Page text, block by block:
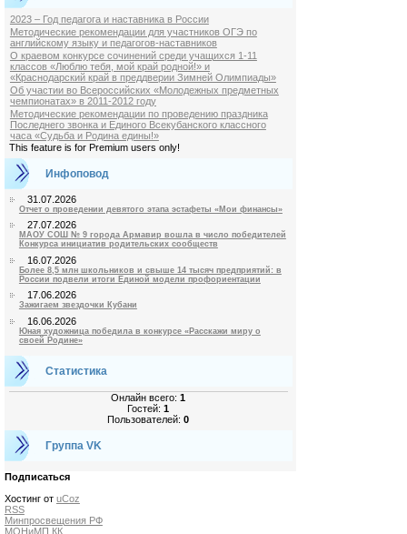
2023 – Год педагога и наставника в России
Методические рекомендации для участников ОГЭ по
английскому языку и педагогов-наставников
О краевом конкурсе сочинений среди учащихся 1-11
классов «Люблю тебя, мой край родной!» и
«Краснодарский край в преддверии Зимней Олимпиады»
Об участии во Всероссийских «Молодежных предметных
чемпионатах» в 2011-2012 году
Методические рекомендации по проведению праздника
Последнего звонка и Единого Всекубанского классного
часа «Судьба и Родина едины!»
This feature is for Premium users only!
Инфоповод
31.07.2026
Отчет о проведении девятого этапа эстафеты «Мои финансы»
27.07.2026
МАОУ СОШ № 9 города Армавир вошла в число победителей
Конкурса инициатив родительских сообществ
16.07.2026
Более 8,5 млн школьников и свыше 14 тысяч предприятий: в
России подвели итоги Единой модели профориентации
17.06.2026
Зажигаем звездочки Кубани
16.06.2026
Юная художница победила в конкурсе «Расскажи миру о
своей Родине»
Статистика
Онлайн всего:1
Гостей:1
Пользователей:0
Группа VK
Подписаться
Хостинг от uCoz
RSS
Минпросвещения РФ
МОНиМП КК